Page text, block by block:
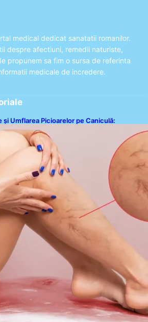
medical dedicat sanatatii romanilor.
despre afectiuni, remedii naturiste,
propunem sa fim o sursa de referinta
medicale de incredere.
și Umflarea Picioarelor pe Caniculă:
Simptomelor și Măsurilor de Prevenție